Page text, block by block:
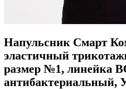
Напульсник Смарт
эластичный
размер №1, линейка
антибактериальный,